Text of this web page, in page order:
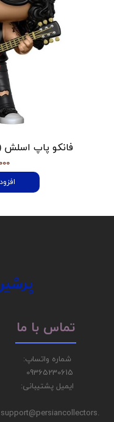
فانکو پاپ اسلش Guns 'N Roses - Slash (51)
شماره واتساپ:
09365230615
ایمیل پشتیبانی:
support@persiancollectors.
تماس با ما